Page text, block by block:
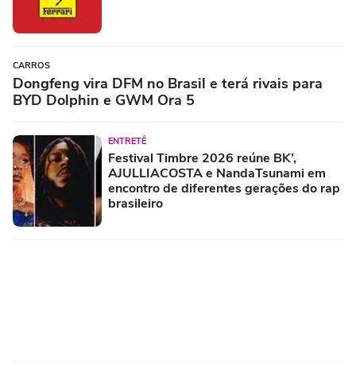
CARROS
Dongfeng vira DFM no Brasil e terá rivais para
BYD Dolphin e GWM Ora 5
ENTRETÊ
Festival Timbre 2026 reúne BK’,
AJULLIACOSTA e NandaTsunami em
encontro de diferentes gerações do rap
brasileiro